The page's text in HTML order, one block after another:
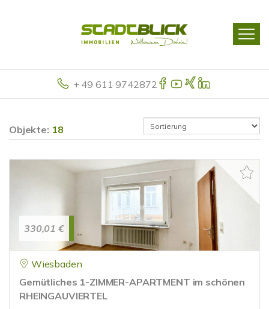
+ 49 611 9742872
Objekte: 18
330,01 €
Wiesbaden
Gemütliches 1-ZIMMER-APARTMENT im schönen
RHEINGAUVIERTEL